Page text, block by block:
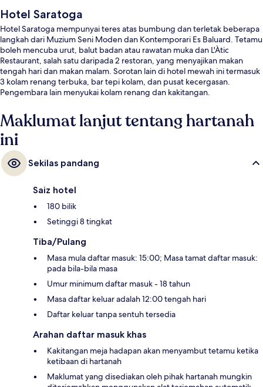
Hotel Saratoga
Hotel Saratoga mempunyai teres atas bumbung dan terletak beberapa
langkah dari Muzium Seni Moden dan Kontemporari Es Baluard. Tetamu
boleh mencuba urut, balut badan atau rawatan muka dan L'Àtic
Restaurant, salah satu daripada 2 restoran, yang menyajikan makan
tengah hari dan makan malam. Sorotan lain di hotel mewah ini termasuk
3 kolam renang terbuka, bar tepi kolam, dan pusat kecergasan.
Pengembara lain menyukai kolam renang dan kakitangan.
Maklumat lanjut tentang hartanah
ini
Sekilas pandang
Saiz hotel
180 bilik
Setinggi 8 tingkat
Tiba/Pulang
Masa mula daftar masuk: 15:00; Masa tamat daftar masuk:
pada bila-bila masa
Umur minimum daftar masuk - 18 tahun
Masa daftar keluar adalah 12:00 tengah hari
Daftar keluar tanpa sentuh tersedia
Arahan daftar masuk khas
Kakitangan meja hadapan akan menyambut tetamu ketika
ketibaan di hartanah
Maklumat yang disediakan oleh pihak hartanah mungkin